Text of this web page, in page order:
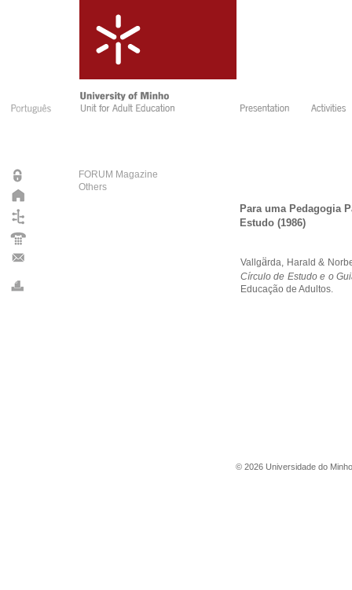
FORUM Magazine
Others
Para uma Pedagogia
Estudo (1986)
Vallgärda, Harald &
Círculo de Estudo e o
Educação de Adultos.
© 2026 Universidade do